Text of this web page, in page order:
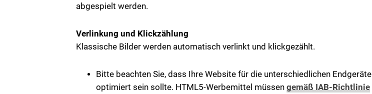
abgespielt werden.
Verlinkung und Klickzählung
Klassische Bilder werden automatisch verlinkt und klickgezählt.
Bitte beachten Sie, dass Ihre Website für die unterschiedlichen Endgeräte
optimiert sein sollte. HTML5-Werbemittel müssen gemäß IAB-Richtlinie